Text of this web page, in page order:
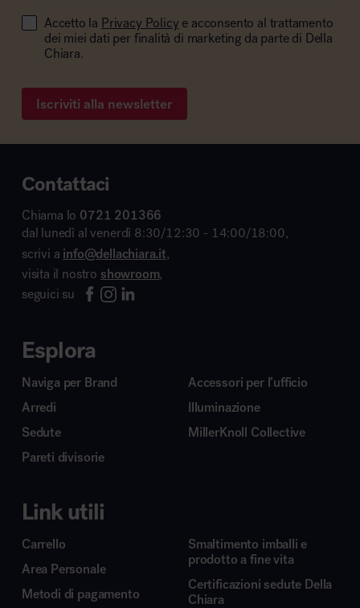
Accetto la Privacy Policy e acconsento al trattamento
dei miei dati per finalità di marketing da parte di Della
Chiara.
Iscriviti alla newsletter
Contattaci
Chiama lo 0721 201366
dal lunedì al venerdì 8:30/12:30 - 14:00/18:00,
scrivi a info@dellachiara.it,
visita il nostro showroom,
seguici su
Esplora
Naviga per Brand
Arredi
Sedute
Pareti divisorie
Accessori per l’ufficio
Illuminazione
MillerKnoll Collective
Link utili
Carrello
Area Personale
Metodi di pagamento
Smaltimento imballi e
prodotto a fine vita
Certificazioni sedute Della
Chiara